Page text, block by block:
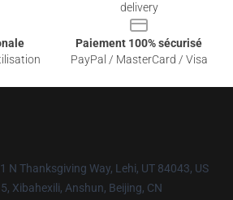
delivery
Paiement 100% sécurisé
PayPal / MasterCard / Visa
N Thanksgiving Way, Lehi, UT 84043, US
Xibahexili, Anshun, Beijing, CN